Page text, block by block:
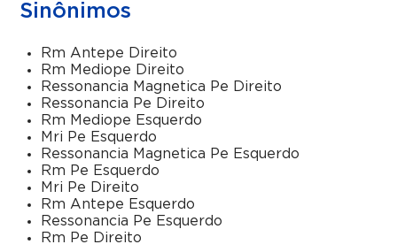
Sinônimos
Rm Antepe Direito
Rm Mediope Direito
Ressonancia Magnetica Pe Direito
Ressonancia Pe Direito
Rm Mediope Esquerdo
Mri Pe Esquerdo
Ressonancia Magnetica Pe Esquerdo
Rm Pe Esquerdo
Mri Pe Direito
Rm Antepe Esquerdo
Ressonancia Pe Esquerdo
Rm Pe Direito